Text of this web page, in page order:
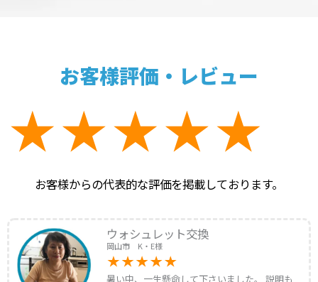
お客様評価・レビュー
お客様からの代表的な評価を掲載しております。
ウォシュレット交換
岡山市 K・E様
暑い中、一生懸命して下さいました。 説明も